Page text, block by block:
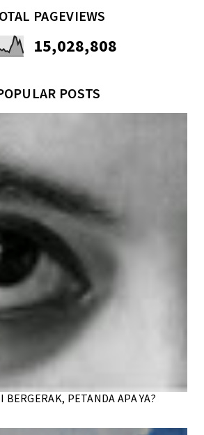
PAGEVIEWS
15,028,808
POSTS
BERGERAK, PETANDA APA YA?